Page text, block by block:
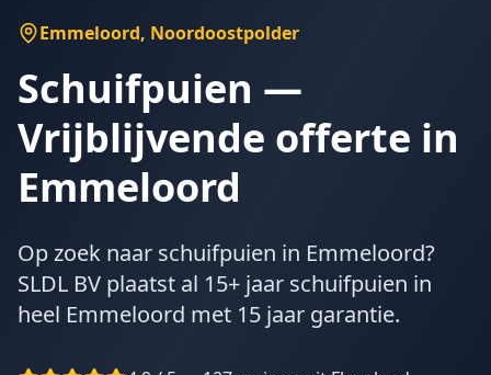
Emmeloord, Noordoostpolder
Schuifpuien —
Vrijblijvende offerte in
Emmeloord
Op zoek naar schuifpuien in Emmeloord?
SLDL BV plaatst al 15+ jaar schuifpuien in
heel Emmeloord met 15 jaar garantie.